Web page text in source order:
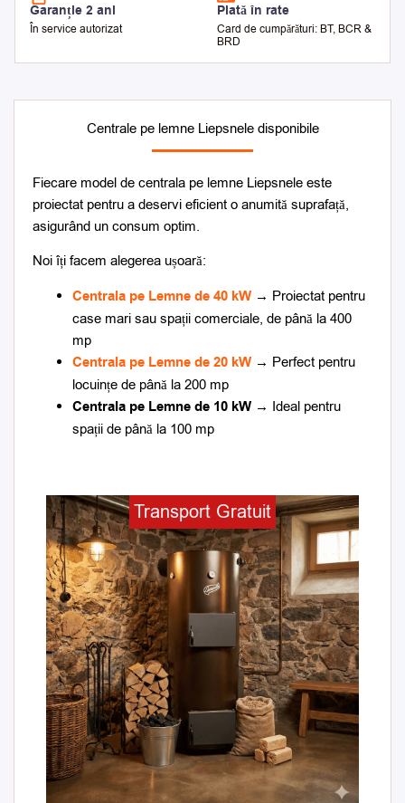
Garanție 2 ani
În service autorizat
Plată în rate
Card de cumpărături: BT, BCR &
BRD
Centrale pe lemne Liepsnele disponibile
Fiecare model de centrala pe lemne Liepsnele este
proiectat pentru a deservi eficient o anumită suprafață,
asigurând un consum optim.
Noi îți facem alegerea ușoară:
Centrala pe Lemne de 40 kW→ Proiectat pentru
case mari sau spații comerciale, de până la 400
mp
Centrala pe Lemne de 20 kW→ Perfect pentru
locuințe de până la 200 mp
Centrala pe Lemne de 10 kW→ Ideal pentru
spații de până la 100 mp
Transport Gratuit
Prețul
inițial
a
fost:
11.450,00 lei.
Prețul
curent
este:
10.950,00 lei.